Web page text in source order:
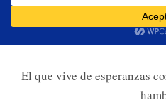
Viajes
De Franklin
Luis
El que vive de esperanzas